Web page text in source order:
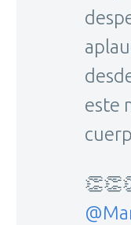
este